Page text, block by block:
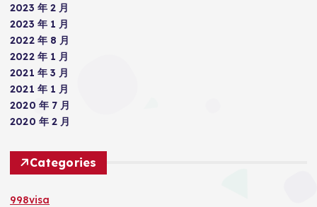
2023 年 2 月
2023 年 1 月
2022 年 8 月
2022 年 1 月
2021 年 3 月
2021 年 1 月
2020 年 7 月
2020 年 2 月
Categories
998visa